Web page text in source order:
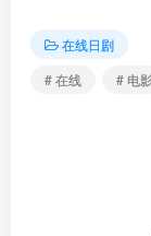
在线日剧
# 在线
# 电